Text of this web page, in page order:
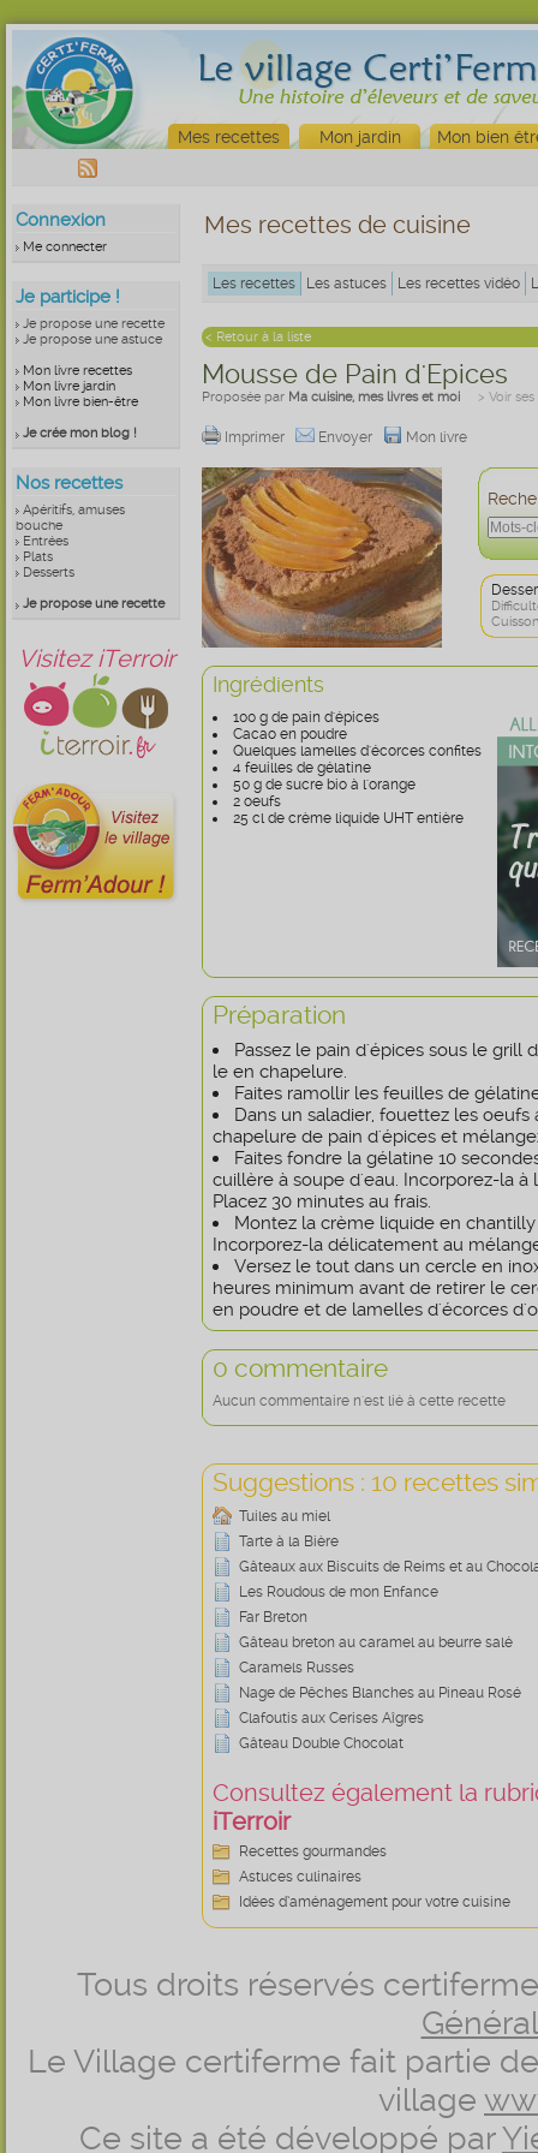
Mes recettes Mon jardin Mon bien
Connexion
Me connecter
Je participe !
Je propose une recette
Je propose une astuce
Mon livre recettes
Mon livre jardin
Mon livre bien-être
Je crée mon blog !
Nos recettes
Apéritifs, amuses
bouche
Entrées
Plats
Desserts
Je propose une recette
Visitez iTerroir
Mes recettes de cuisine
Les recettes Les astuces Les recettes vidéo
< Retour à la liste
Mousse de Pain d'Epices
Proposée par Ma cuisine, mes livres et moi > Voir
Imprimer Envoyer Mon livre
Ingrédients
100 g de pain d'épices
Cacao en poudre
Quelques lamelles d'écorces confites
4 feuilles de gélatine
50 g de sucre bio à l'orange
2 oeufs
25 cl de crème liquide UHT entière
Préparation
Passez le pain d'épices sous le grill
le en chapelure.
Faites ramollir les feuilles de
Dans un saladier, fouettez les oeufs
chapelure de pain d'épices et
Faites fondre la gélatine 10
cuillère à soupe d'eau. Incorporez-la à
Placez 30 minutes au frais.
Montez la crème liquide en
Incorporez-la délicatement au
Versez le tout dans un cercle en
heures minimum avant de retirer le
en poudre et de lamelles d'écorces
0 commentaire
Aucun commentaire n'est lié à cette recette
Suggestions : 10 recettes
Tuiles au miel
Tarte à la Bière
Gâteaux aux Biscuits de Reims et au
Les Roudous de mon Enfance
Far Breton
Gâteau breton au caramel au beurre salé
Caramels Russes
Nage de Pêches Blanches au Pineau Rosé
Clafoutis aux Cerises Aîgres
Gâteau Double Chocolat
Consultez également la
iTerroir
Recettes gourmandes
Astuces culinaires
Idées d’aménagement pour votre cuisine
Tous droits réservés
Le Village certiferme fait partie
village
Ce site a été développé par